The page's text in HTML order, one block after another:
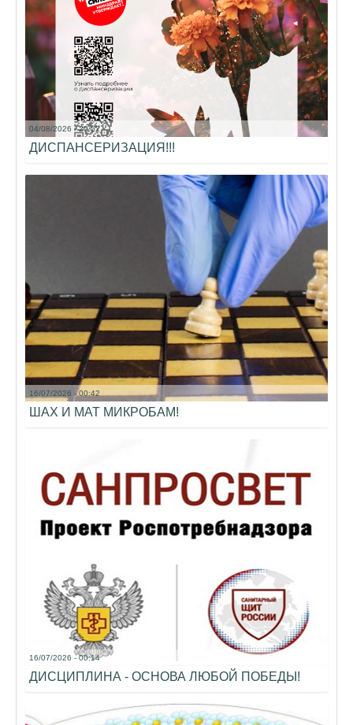
04/08/2026 - 20:52
ДИСПАНСЕРИЗАЦИЯ!!!
16/07/2026 - 00:42
ШАХ И МАТ МИКРОБАМ!
16/07/2026 - 00:14
ДИСЦИПЛИНА - ОСНОВА ЛЮБОЙ ПОБЕДЫ!